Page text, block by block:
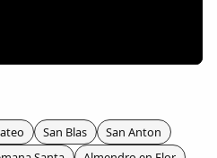
San Blas
San Anton